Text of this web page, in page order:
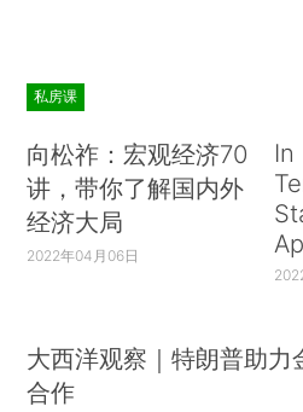
私房课
向松祚：宏观经济70
讲，带你了解国内外
经济大局
2022年04月06日
In
大西洋观察｜特朗普助力
合作